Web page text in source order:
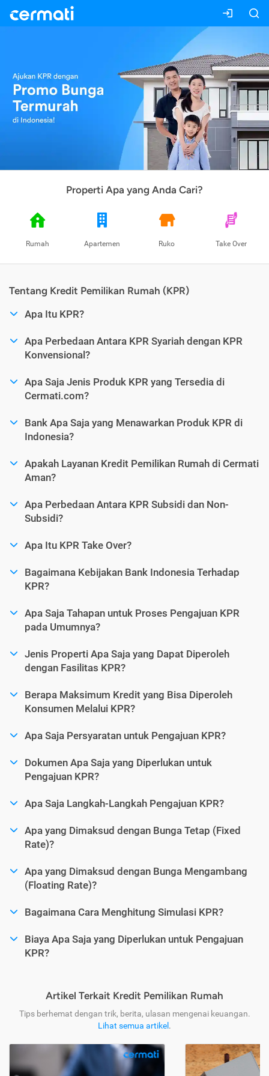
Properti Apa yang Anda Cari?
Rumah Apartemen Ruko Take Over
Tentang Kredit Pemilikan Rumah (KPR)
Apa Itu KPR?
Apa Perbedaan Antara KPR Syariah dengan KPR
Konvensional?
Apa Saja Jenis Produk KPR yang Tersedia di
Cermati.com?
Bank Apa Saja yang Menawarkan Produk KPR di
Indonesia?
Apakah Layanan Kredit Pemilikan Rumah di Cermati
Aman?
Apa Perbedaan Antara KPR Subsidi dan Non-
Subsidi?
Apa Itu KPR Take Over?
Bagaimana Kebijakan Bank Indonesia Terhadap
KPR?
Apa Saja Tahapan untuk Proses Pengajuan KPR
pada Umumnya?
Jenis Properti Apa Saja yang Dapat Diperoleh
dengan Fasilitas KPR?
Berapa Maksimum Kredit yang Bisa Diperoleh
Konsumen Melalui KPR?
Apa Saja Persyaratan untuk Pengajuan KPR?
Dokumen Apa Saja yang Diperlukan untuk
Pengajuan KPR?
Apa Saja Langkah-Langkah Pengajuan KPR?
Apa yang Dimaksud dengan Bunga Tetap (Fixed
Rate)?
Apa yang Dimaksud dengan Bunga Mengambang
(Floating Rate)?
Bagaimana Cara Menghitung Simulasi KPR?
Biaya Apa Saja yang Diperlukan untuk Pengajuan
KPR?
Artikel Terkait Kredit Pemilikan Rumah
Tips berhemat dengan trik, berita, ulasan mengenai keuangan.
Lihat semua artikel .